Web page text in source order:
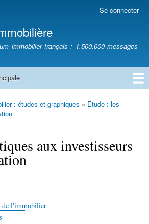
contenu
principal
Se connecter
immobilier français : 1.500.000 messages
: études et graphiques
Etude : les
aux investisseurs
de l'immobilier